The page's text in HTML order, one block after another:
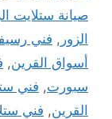
صيانة ستلايت
الزور , فني
أسواق القرين,
سبورت, فني
القرين, فني